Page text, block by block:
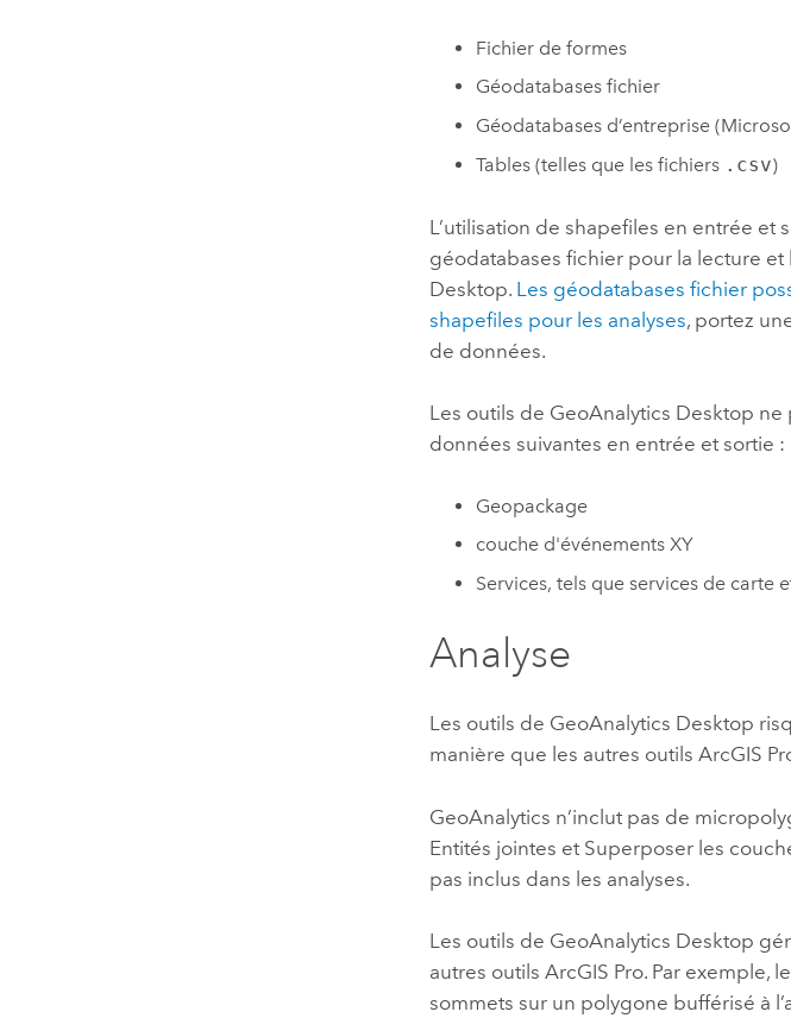
Fichier de formes
Géodatabases fichier
Géodatabases d’entreprise (
Tables (telles que les fichiers .csv)
L’utilisation de shapefiles en entrée et
géodatabases fichier pour la lecture et
Desktop. Les géodatabases fichier
shapefiles pour les analyses, portez
de données.
Les outils de GeoAnalytics Desktop
données suivantes en entrée et sortie :
Geopackage
couche d'événements XY
Services, tels que services de carte
Analyse
Les outils de GeoAnalytics Desktop
manière que les autres outilsArcGIS
GeoAnalytics n’inclut pas de
Entités jointes et Superposer les
pas inclus dans les analyses.
Les outils de GeoAnalytics Desktop
autres outilsArcGIS Pro. Par exemple,
sommets sur un polygone bufférisé à